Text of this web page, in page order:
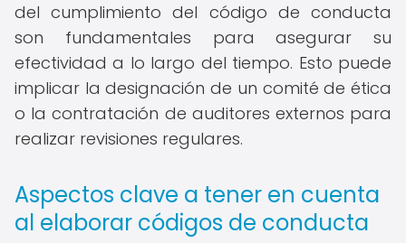
del cumplimiento del código de conducta
son fundamentales para asegurar su
efectividad a lo largo del tiempo. Esto puede
implicar la designación de un comité de ética
o la contratación de auditores externos para
realizar revisiones regulares.
Aspectos clave a tener en cuenta
al elaborar códigos de conducta